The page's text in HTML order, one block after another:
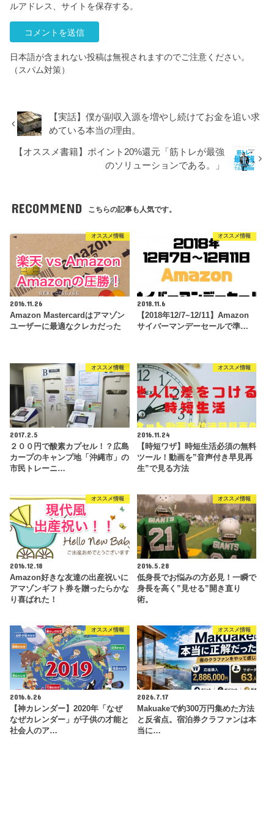
ルアドレス、サイトを保存する。
日本語が含まれない投稿は無視されますのでご注意ください。
（スパム対策）
【実話】僕が副収入源を増やし続けてお金を追い求
めている本当の理由。
【オススメ書籍】ポイント20%還元「筋トレが最強
のソリューションである。」
RECOMMEND こちらの記事も人気です。
オススメ情報
2016.11.26
Amazon Mastercardはアマゾン
ユーザーに最適なクレカだった
オススメ情報
2018.11.6
【2018年12/7~12/11】Amazon
サイバーマンデーセールで準…
オススメ情報
2017.2.5
２００円で酸素カプセル！？広島
カープのキャンプ地「沖縄市」の
市民トレーニ…
オススメ情報
2016.11.24
【時短ワザ】時短生活必須の無料
ツール！動画を”音声付き早見再
生”で見る方法
オススメ情報
2016.12.18
Amazon好きな友達の出産祝いに
アマゾンギフト券を贈ったらかな
り喜ばれた！
オススメ情報
2016.5.28
低身長でお悩みの方必見！一瞬で
身長を高く”見せる”開き直り
術。
オススメ情報
2016.6.26
【神カレンダー】2020年「なぜ
なぜカレンダー」が子供の才能と
社会人のア…
オススメ情報
2026.7.17
Makuakeで約300万円集めた方法
と反省点。宿泊券クラファンは本
当に…